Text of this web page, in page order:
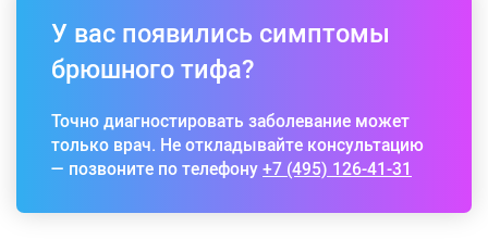
У вас появились симптомы
брюшного тифа?
Точно диагностировать заболевание может
только врач. Не откладывайте консультацию
— позвоните по телефону+7 (495) 126-41-31